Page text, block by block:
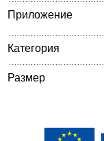
Приложение
Категория
Размер